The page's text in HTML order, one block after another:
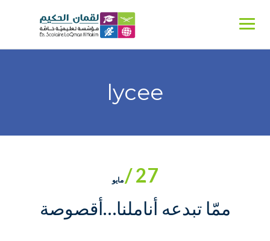
lycee
27 / مايو